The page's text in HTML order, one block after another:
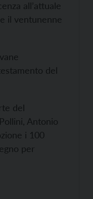
all’attuale
il ventunenne
del
del
Antonio
i 100
per